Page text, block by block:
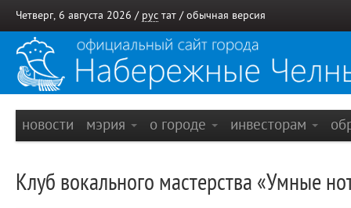
Четверг, 6 августа 2026 / рус тат / обычная версия
новости мэрия о городе инвесторам
Клуб вокального мастерства «Умные